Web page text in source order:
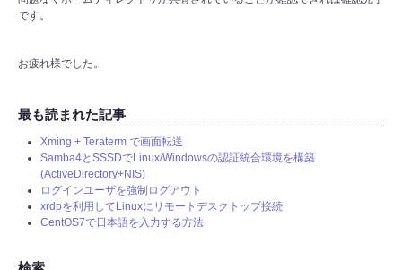
です。
お疲れ様でした。
最も読まれた記事
Xming + Teraterm で画面転送
Samba4とSSSDでLinux/Windowsの認証統合環境を構築
(ActiveDirectory+NIS)
ログインユーザを強制ログアウト
xrdpを利用してLinuxにリモートデスクトップ接続
CentOS7で日本語を入力する方法